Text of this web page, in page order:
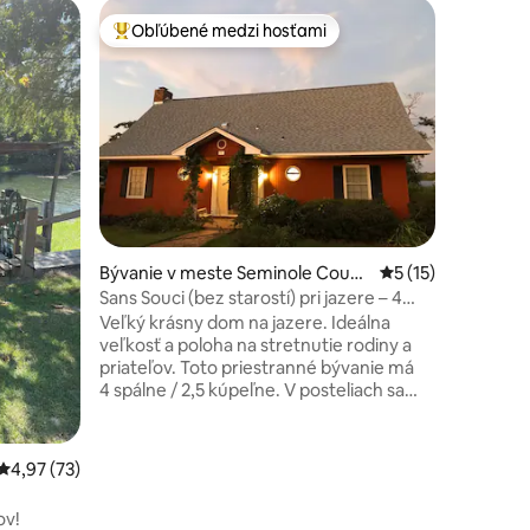
324
ohodnotenie 4,97 z 5, počet hodnotení: 73
4,97 (73)
Najobľúbenejšie medzi hosťami
Obľúbené medzi hosťami
Bývanie v meste Seminole Count
y
Priemerné
5 (15)
Sans Souci (bez starostí) pri jazere – 4
spálne, vírivka
Veľký krásny dom na jazere. Ideálna
veľkosť a poloha na stretnutie rodiny a
priateľov. Toto priestranné bývanie má
4 spálne / 2,5 kúpeľne. V posteliach sa